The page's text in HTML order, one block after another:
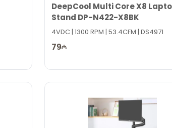
DeepCool Multi Core X8
Stand DP-N422-X8BK
4VDC | 1300 RPM | 53.4CFM | DS4971
79